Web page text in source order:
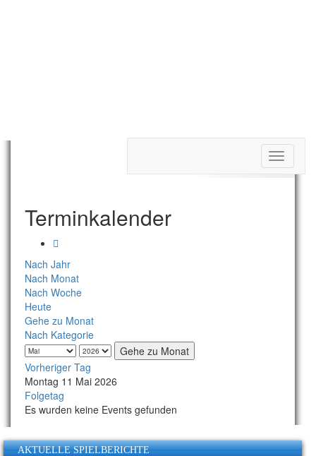
Toggle
Terminkalender
Nach Jahr
Nach Monat
Nach Woche
Heute
Gehe zu Monat
Nach Kategorie
Gehe zu Monat
Vorheriger Tag
Montag 11 Mai 2026
Folgetag
Es wurden keine Events gefunden
AKTUELLE SPIELBERICHTE